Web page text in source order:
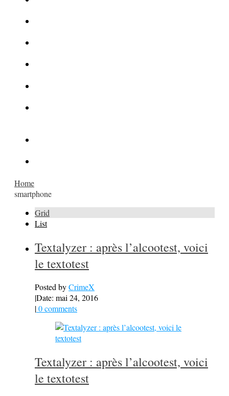
Home
smartphone
Grid
List
Textalyzer : après l’alcootest, voici
le textotest
Posted byCrimeX
|Date: mai 24, 2016
|0 comments
Textalyzer : après l’alcootest, voici
le textotest